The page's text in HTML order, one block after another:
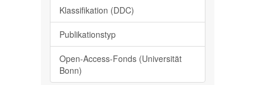
Klassifikation (DDC)
Publikationstyp
Open-Access-Fonds (Universität
Bonn)